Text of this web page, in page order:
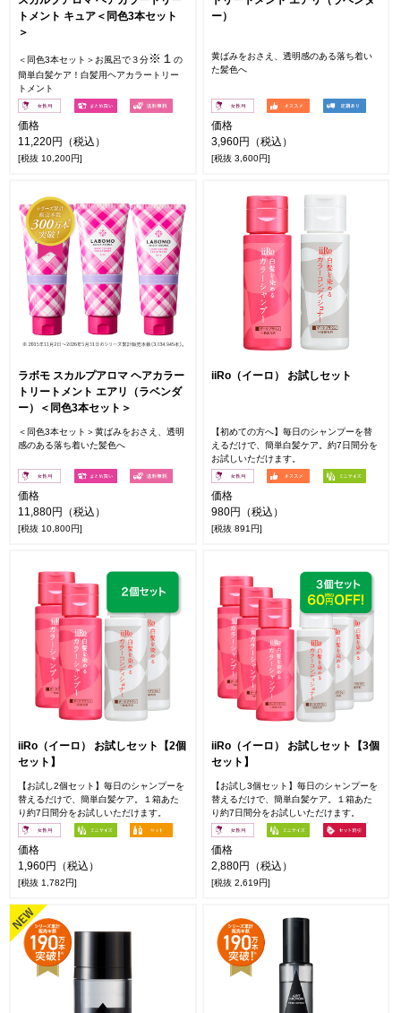
トメント キュア＜同色3本セット
＞
＜同色3本セット＞お風呂で３分※１ の
簡単白髪ケア！白髪用ヘアカラートリー
トメント
価格
11,220円（税込）
[税抜 10,200円]
ー）
黄ばみをおさえ、透明感のある落ち着い
た髪色へ
価格
3,960円（税込）
[税抜 3,600円]
ラボモ スカルプアロマ ヘアカラー
トリートメント エアリ（ラベンダ
ー）＜同色3本セット＞
＜同色3本セット＞黄ばみをおさえ、透明
感のある落ち着いた髪色へ
価格
11,880円（税込）
[税抜 10,800円]
iiRo（イーロ） お試しセット
【初めての方へ】毎日のシャンプーを替
えるだけで、簡単白髪ケア。約7日間分を
お試しいただけます。
価格
980円（税込）
[税抜 891円]
iiRo（イーロ） お試しセット【2個
セット】
【お試し2個セット】毎日のシャンプーを
替えるだけで、簡単白髪ケア。１箱あた
り約7日間分をお試しいただけます。
価格
1,960円（税込）
[税抜 1,782円]
iiRo（イーロ） お試しセット【3個
セット】
【お試し3個セット】毎日のシャンプーを
替えるだけで、簡単白髪ケア。１箱あた
り約7日間分をお試しいただけます。
価格
2,880円（税込）
[税抜 2,619円]